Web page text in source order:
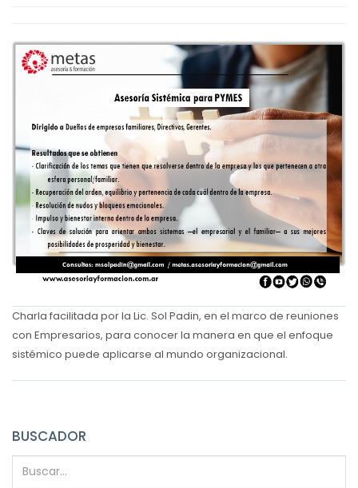
Charla facilitada por la Lic. Sol Padin, en el marco de reuniones
con Empresarios, para conocer la manera en que el enfoque
sistémico puede aplicarse al mundo organizacional.
BUSCADOR